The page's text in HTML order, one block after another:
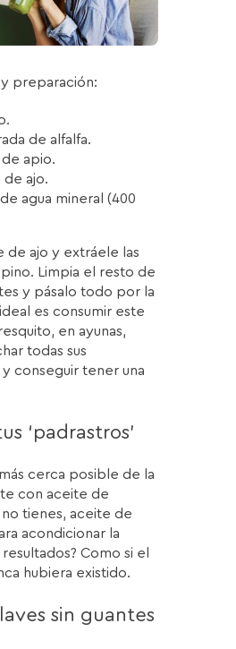
preparación:
de alfalfa.
de apio.
de ajo.
agua mineral (400
de ajo y extráele las
Limpia el resto de
y pásalo todo por la
es consumir este
en ayunas,
todas sus
conseguir tener una
‘padrastros’
cerca posible de la
con aceite de
no tienes, aceite de
acondicionar la
Como si el
hubiera existido.
sin guantes